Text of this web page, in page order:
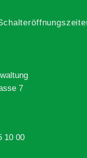
7
10 00